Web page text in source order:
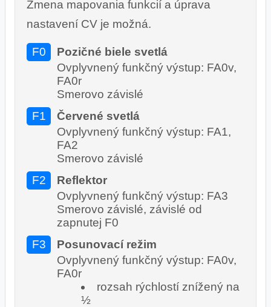
Zmena mapovania funkcií a úprava
nastavení CV je možná.
F0
Pozičné biele svetlá
Ovplyvnený funkčný výstup: FA0v,
FA0r
Smerovo závislé
F1
Červené svetlá
Ovplyvnený funkčný výstup: FA1,
FA2
Smerovo závislé
F2
Reflektor
Ovplyvnený funkčný výstup: FA3
Smerovo závislé, závislé od
zapnutej F0
F3
Posunovací režim
Ovplyvnený funkčný výstup: FA0v,
FA0r
rozsah rýchlostí znížený na
½